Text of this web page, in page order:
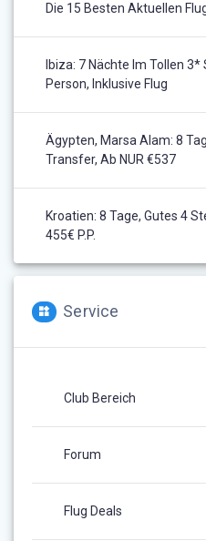
Die 15 Besten Aktuellen
Ibiza: 7 Nächte Im Tollen
Person, Inklusive Flug
Ägypten, Marsa Alam: 8
Transfer, Ab NUR €537
Kroatien: 8 Tage, Gutes 4
455€ P.P.
Service
Club Bereich
Forum
Flug Deals